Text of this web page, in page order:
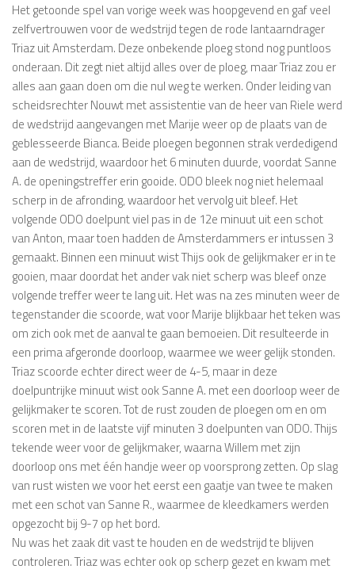
Het getoonde spel van vorige week was hoopgevend en gaf veel
zelfvertrouwen voor de wedstrijd tegen de rode lantaarndrager
Triaz uit Amsterdam. Deze onbekende ploeg stond nog puntloos
onderaan. Dit zegt niet altijd alles over de ploeg, maar Triaz zou er
alles aan gaan doen om die nul weg te werken. Onder leiding van
scheidsrechter Nouwt met assistentie van de heer van Riele werd
de wedstrijd aangevangen met Marije weer op de plaats van de
geblesseerde Bianca. Beide ploegen begonnen strak verdedigend
aan de wedstrijd, waardoor het 6 minuten duurde, voordat Sanne
A. de openingstreffer erin gooide. ODO bleek nog niet helemaal
scherp in de afronding, waardoor het vervolg uit bleef. Het
volgende ODO doelpunt viel pas in de 12e minuut uit een schot
van Anton, maar toen hadden de Amsterdammers er intussen 3
gemaakt. Binnen een minuut wist Thijs ook de gelijkmaker er in te
gooien, maar doordat het ander vak niet scherp was bleef onze
volgende treffer weer te lang uit. Het was na zes minuten weer de
tegenstander die scoorde, wat voor Marije blijkbaar het teken was
om zich ook met de aanval te gaan bemoeien. Dit resulteerde in
een prima afgeronde doorloop, waarmee we weer gelijk stonden.
Triaz scoorde echter direct weer de 4-5, maar in deze
doelpuntrijke minuut wist ook Sanne A. met een doorloop weer de
gelijkmaker te scoren. Tot de rust zouden de ploegen om en om
scoren met in de laatste vijf minuten 3 doelpunten van ODO. Thijs
tekende weer voor de gelijkmaker, waarna Willem met zijn
doorloop ons met één handje weer op voorsprong zetten. Op slag
van rust wisten we voor het eerst een gaatje van twee te maken
met een schot van Sanne R., waarmee de kleedkamers werden
opgezocht bij 9-7 op het bord.
Nu was het zaak dit vast te houden en de wedstrijd te blijven
controleren. Triaz was echter ook op scherp gezet en kwam met